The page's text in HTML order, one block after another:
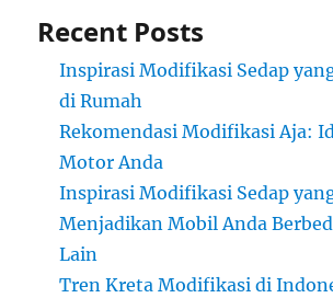
Recent Posts
Inspirasi Modifikasi Sedap
di Rumah
Rekomendasi Modifikasi Aja:
Motor Anda
Inspirasi Modifikasi Sedap
Menjadikan Mobil Anda
Lain
Tren Kreta Modifikasi di